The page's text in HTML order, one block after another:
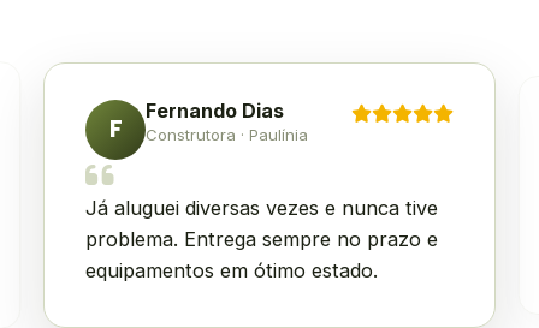
F
Fernando Dias
Construtora · Paulínia
Já aluguei diversas vezes e nunca tive
problema. Entrega sempre no prazo e
equipamentos em ótimo estado.